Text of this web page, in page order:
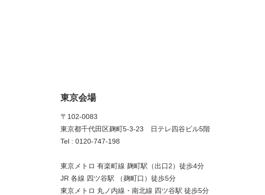
東京会場
〒102-0083
東京都千代田区麹町5-3-23 日テレ四谷ビル5階
Tel : 0120-747-198
東京メトロ 有楽町線 麹町駅（出口2）徒歩4分
JR 各線 四ツ谷駅 （麹町口）徒歩5分
東京メトロ 丸ノ内線・南北線 四ツ谷駅 徒歩5分